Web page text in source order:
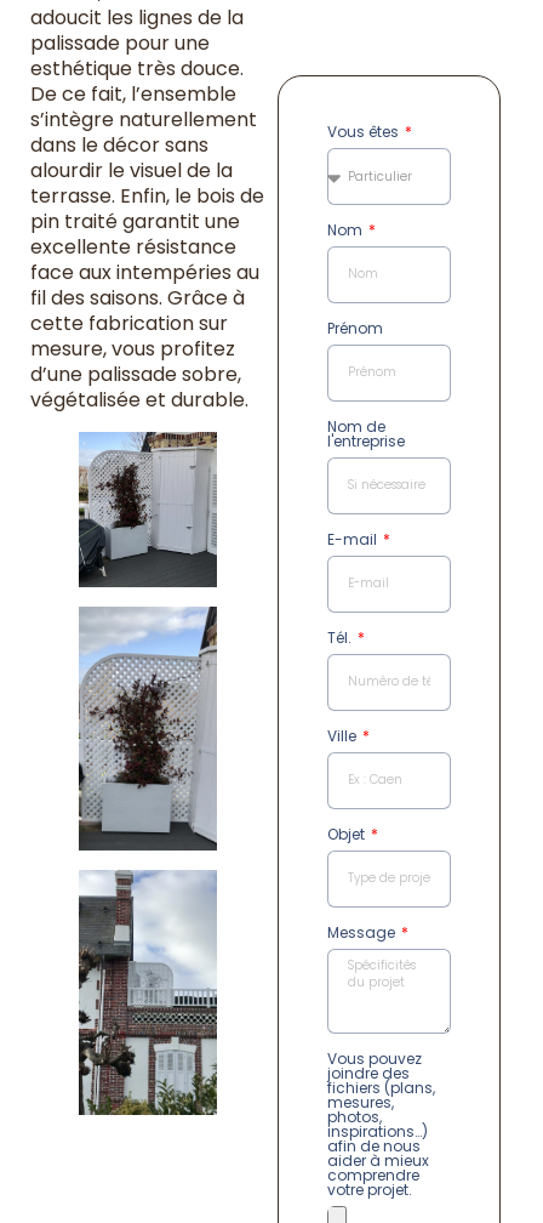
adoucit les lignes de la
palissade pour une
esthétique très douce.
De ce fait, l’ensemble
s’intègre naturellement
dans le décor sans
alourdir le visuel de la
terrasse. Enfin, le bois de
pin traité garantit une
excellente résistance
face aux intempéries au
fil des saisons. Grâce à
cette fabrication sur
mesure, vous profitez
d’une palissade sobre,
végétalisée et durable.
Vous êtes
Nom
Prénom
Nom de
l'entreprise
E-mail
Tél.
Ville
Objet
Message
Vous pouvez
joindre des
fichiers (plans,
mesures,
photos,
inspirations…)
afin de nous
aider à mieux
comprendre
votre projet.